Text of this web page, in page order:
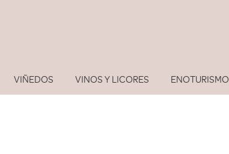
VIÑEDOS VINOS Y LICORES ENOTURISMO